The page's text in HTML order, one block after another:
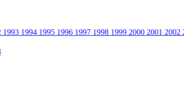
1993 1994 1995 1996 1997 1998 1999 2000 2001 2002